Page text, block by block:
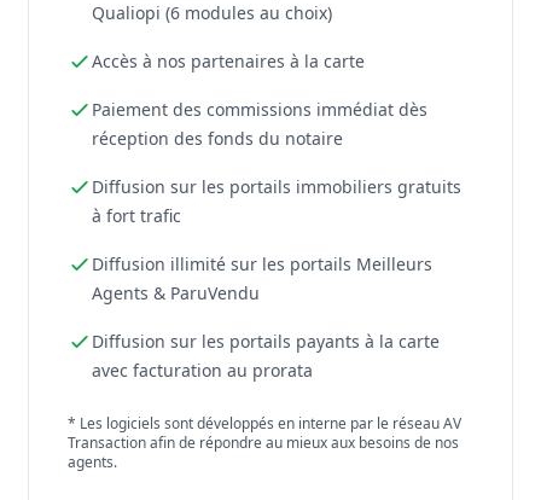
Qualiopi (6 modules au choix)
Accès à nos partenaires à la carte
Paiement des commissions immédiat dès
réception des fonds du notaire
Diffusion sur les portails immobiliers gratuits
à fort trafic
Diffusion illimité sur les portails Meilleurs
Agents & ParuVendu
Diffusion sur les portails payants à la carte
avec facturation au prorata
* Les logiciels sont développés en interne par le réseau AV
Transaction afin de répondre au mieux aux besoins de nos
agents.